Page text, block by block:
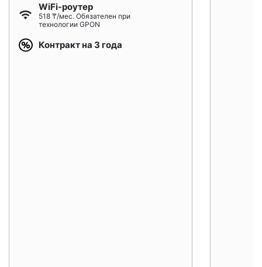
WiFi-роутер
518 ₸/мес. Обязателен при
технологии GPON
Контракт на 3 года